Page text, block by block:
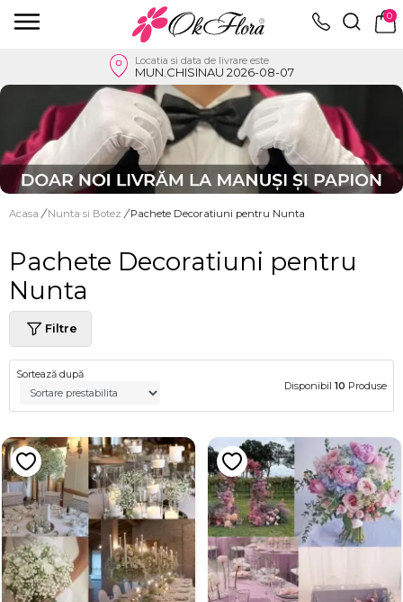
0
Locatia si data de livrare este
MUN.CHISINAU 2026-08-07
Acasa / Nunta si Botez / Pachete Decoratiuni pentru Nunta
Pachete Decoratiuni pentru
Nunta
Filtre
Sortează după
Disponibil 10 Produse